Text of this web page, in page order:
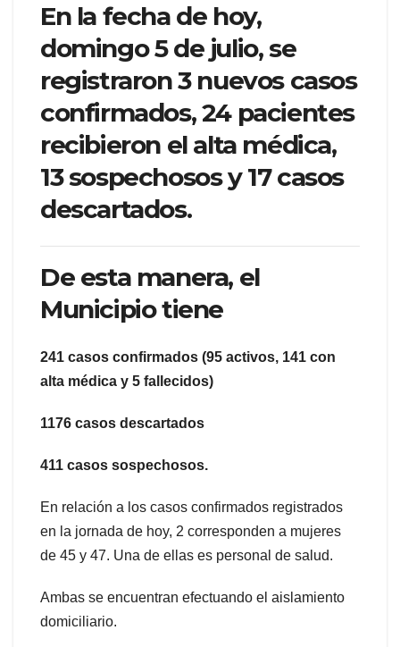
En la fecha de hoy,
domingo 5 de julio, se
registraron 3 nuevos casos
confirmados, 24 pacientes
recibieron el alta médica,
13 sospechosos y 17 casos
descartados.
De esta manera, el
Municipio tiene
241 casos confirmados (95 activos, 141 con
alta médica y 5 fallecidos)
1176 casos descartados
411 casos sospechosos.
En relación a los casos confirmados registrados
en la jornada de hoy, 2 corresponden a mujeres
de 45 y 47. Una de ellas es personal de salud.
Ambas se encuentran efectuando el aislamiento
domiciliario.